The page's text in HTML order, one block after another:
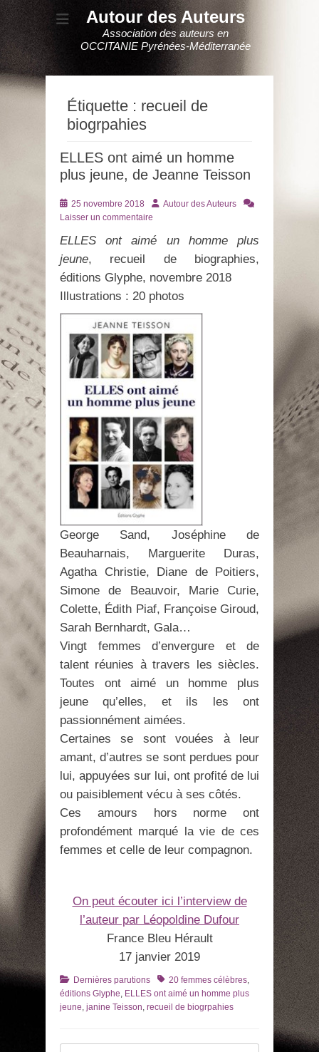
Autour des Auteurs
Association des auteurs en
OCCITANIE Pyrénées-Méditerranée
Étiquette : recueil de
biogrpahies
ELLES ont aimé un homme
plus jeune, de Jeanne Teisson
Posté
le
25 novembre 2018 AuteurAutour des Auteurs
Laisser un commentaire
ELLES ont aimé un homme plus
jeune, recueil de biographies,
éditions Glyphe, novembre 2018
Illustrations : 20 photos
George Sand, Joséphine de
Beauharnais, Marguerite Duras,
Agatha Christie, Diane de Poitiers,
Simone de Beauvoir, Marie Curie,
Colette, Édith Piaf, Françoise Giroud,
Sarah Bernhardt, Gala…
Vingt femmes d’envergure et de
talent réunies à travers les siècles.
Toutes ont aimé un homme plus
jeune qu’elles, et ils les ont
passionnément aimées.
Certaines se sont vouées à leur
amant, d’autres se sont perdues pour
lui, appuyées sur lui, ont profité de lui
ou paisiblement vécu à ses côtés.
Ces amours hors norme ont
profondément marqué la vie de ces
femmes et celle de leur compagnon.
On peut écouter ici l’interview de
l’auteur par Léopoldine Dufour
France Bleu Hérault
17 janvier 2019
Catégories
Dernières parutions Tags20 femmes célèbres,
éditions Glyphe, ELLES ont aimé un homme plus
jeune, janine Teisson, recueil de biogrpahies